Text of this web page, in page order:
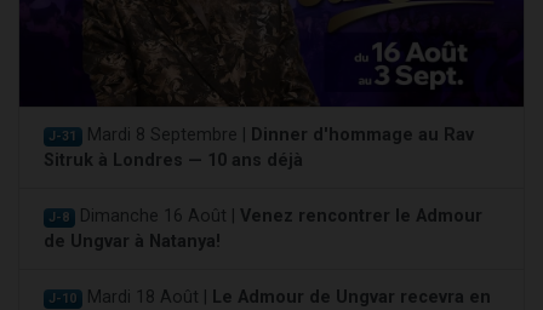
J-31 Mardi 8 Septembre |
Dinner d'hommage au Rav
Sitruk à Londres — 10 ans déjà
J-8 Dimanche 16 Août | Venez rencontrer le Admour
de Ungvar à Natanya!
J-10 Mardi 18 Août |
Le Admour de Ungvar recevra en